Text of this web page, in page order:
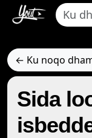
← Ku noqo
Sida